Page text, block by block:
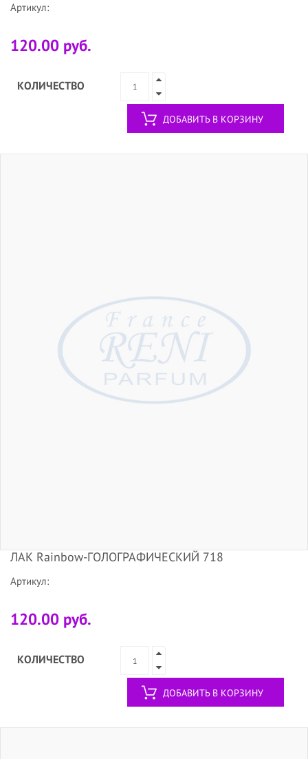
Артикул:
120.00 руб.
КОЛИЧЕСТВО
ДОБАВИТЬ В КОРЗИНУ
ЛАК Rainbow-ГОЛОГРАФИЧЕСКИЙ 718
Артикул:
120.00 руб.
КОЛИЧЕСТВО
ДОБАВИТЬ В КОРЗИНУ